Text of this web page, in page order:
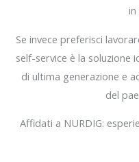
in
Se invece preferisci
self-service è la soluzione
di ultima generazione e
del
Affidati a NURDIG: